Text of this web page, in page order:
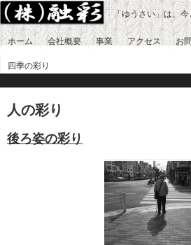
「ゆうさい」は、今
ホーム 会社概要 事業 アクセス お
四季の彩り
人の彩り
後ろ姿の彩り